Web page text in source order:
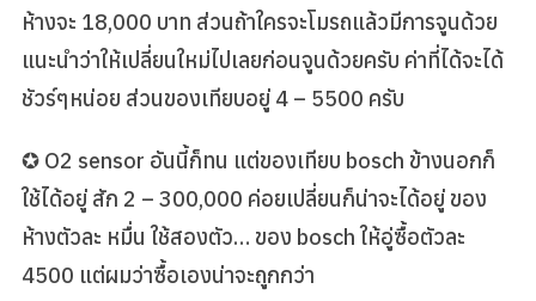
ห้างจะ 18,000 บาท ส่วนถ้าใครจะโมรถแล้วมีการจูนด้วย
แนะนำว่าให้เปลี่ยนใหม่ไปเลยก่อนจูนด้วยครับ ค่าที่ได้จะได้
ชัวร์ๆหน่อย ส่วนของเทียบอยู่ 4 – 5500 ครับ
✪ O2 sensor อันนี้ก็ทน แต่ของเทียบ bosch ข้างนอกก็
ใช้ได้อยู่ สัก 2 – 300,000 ค่อยเปลี่ยนก็น่าจะได้อยู่ ของ
ห้างตัวละ หมื่น ใช้สองตัว… ของ bosch ให้อู่ซื้อตัวละ
4500 แต่ผมว่าซื้อเองน่าจะถูกกว่า